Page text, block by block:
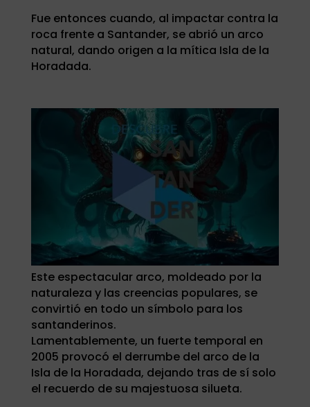
Fue entonces cuando, al impactar contra la
roca frente a Santander, se abrió un arco
natural, dando origen a la mítica Isla de la
Horadada.
Este espectacular arco, moldeado por la
naturaleza y las creencias populares, se
convirtió en todo un símbolo para los
santanderinos.
Lamentablemente, un fuerte temporal en
2005 provocó el derrumbe del arco de la
Isla de la Horadada, dejando tras de sí solo
el recuerdo de su majestuosa silueta.